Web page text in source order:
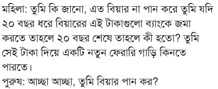
মহিলা: তুমি কি জানো, এত বিয়ার না পান করে তুমি যদি
২০ বছর ধরে বিয়ারের এই টাকাগুলো ব্যাংকে জমা
করতে তাহলে ২০ বছর শেষে তাহলে কী হতো? তুমি
সেই টাকা দিয়ে একটি নতুন ফেরারি গাড়ি কিনতে
পারতে।
পুরুষ: আচ্ছা আচ্ছা, তুমি বিয়ার পান কর?